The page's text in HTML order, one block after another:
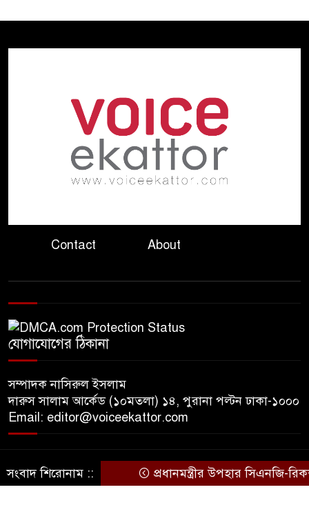
গণমাধ্যমের স্বার্থ রক্ষায় সাংবাদিক,
হাসিনার বক্তব্য ‘সমর্থন করে না
ভারত, জানালেন রণধীর
জয়সওয়াল
হাইকমিশন
অপহরণ, নেতৃত্বে ছিলেন জিয়াউল:
ঢাকায় প্রাইভেট প্র্যাকটিস করার
১০
Contact About
যোগাযোগের ঠিকানা
সম্পাদক নাসিরুল ইসলাম
দারুস সালাম আর্কেড (১০মতলা) ১৪, পুরানা পল্টন ঢাকা-১০০০
Email: editor@voiceekattor.com
© Copyright By © Voice Ekattor
সংবাদ শিরোনাম :: প্রধানমন্ত্রীর উপহার সিএনজি-